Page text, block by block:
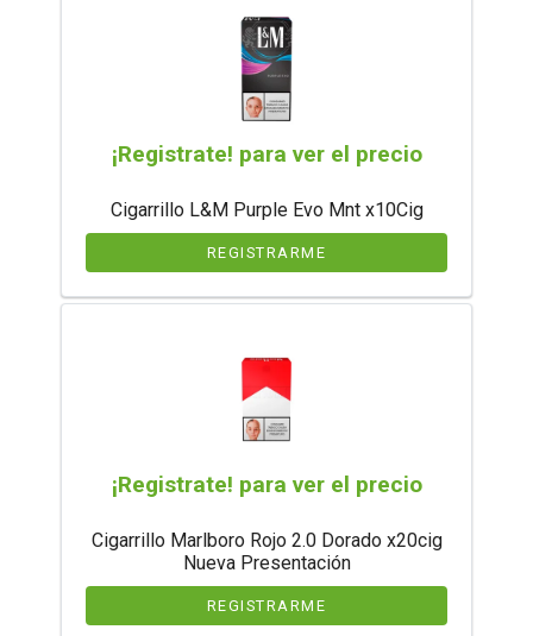
¡Registrate! para ver el precio
Cigarrillo L&M Purple Evo Mnt x10Cig
REGISTRARME
¡Registrate! para ver el precio
Cigarrillo Marlboro Rojo 2.0 Dorado x20cig
Nueva Presentación
REGISTRARME